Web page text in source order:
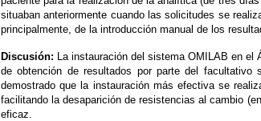
situaban anteriormente cuando las solicitudes se
principalmente, de la introducción manual de los
Discusión: La instauración del sistema OMILAB en el
de obtención de resultados por parte del facultativo
demostrado que la instauración más efectiva se
facilitando la desaparición de resistencias al cambio
eficaz.